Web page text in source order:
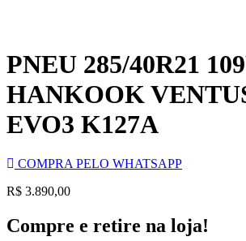
PNEU 285/40R21
HANKOOK
EVO3 K127A
COMPRA PELO WHATSAPP
R$ 3.890,00
Compre e retire na loja!